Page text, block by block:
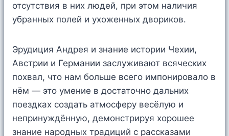
отсутствия в них людей, при этом наличия
убранных полей и ухоженных двориков.
Эрудиция Андрея и знание истории Чехии,
Австрии и Германии заслуживают всяческих
похвал, что нам больше всего импонировало в
нём — это умение в достаточно дальних
поездках создать атмосферу весёлую и
непринуждённую, демонстрируя хорошее
знание народных традиций с рассказами